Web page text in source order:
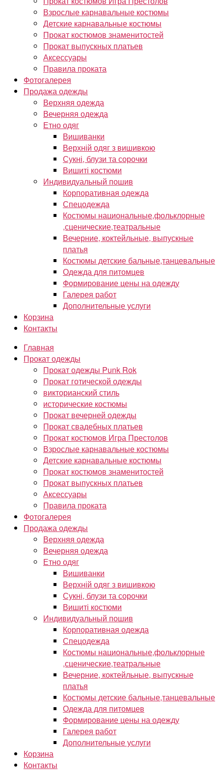
Взрослые карнавальные костюмы
Детские карнавальные костюмы
Прокат костюмов знаменитостей
Прокат выпускных платьев
Аксессуары
Правила проката
Фотогалерея
Продажа одежды
Верхняя одежда
Вечерняя одежда
Етно одяг
Вишиванки
Верхній одяг з вишивкою
Сукні, блузи та сорочки
Вишиті костюми
Индивидуальный пошив
Корпоративная одежда
Спецодежда
Костюмы национальные,фольклорные
,сценические,театральные
Вечерние, коктейльные, выпускные
платья
Костюмы детские бальные,танцевальные
Одежда для питомцев
Формирование цены на одежду
Галерея работ
Дополнительные услуги
Корзина
Контакты
Главная
Прокат одежды
Прокат одежды Punk Rok
Прокат готической одежды
викторианский стиль
исторические костюмы
Прокат вечерней одежды
Прокат свадебных платьев
Прокат костюмов Игра Престолов
Взрослые карнавальные костюмы
Детские карнавальные костюмы
Прокат костюмов знаменитостей
Прокат выпускных платьев
Аксессуары
Правила проката
Фотогалерея
Продажа одежды
Верхняя одежда
Вечерняя одежда
Етно одяг
Вишиванки
Верхній одяг з вишивкою
Сукні, блузи та сорочки
Вишиті костюми
Индивидуальный пошив
Корпоративная одежда
Спецодежда
Костюмы национальные,фольклорные
,сценические,театральные
Вечерние, коктейльные, выпускные
платья
Костюмы детские бальные,танцевальные
Одежда для питомцев
Формирование цены на одежду
Галерея работ
Дополнительные услуги
Корзина
Контакты